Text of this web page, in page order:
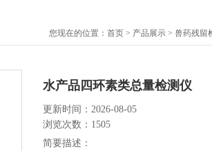
您现在的位置： 首页 > 产品展示 > 兽药残留
水产品四环素类总量检测仪
更新时间：2026-08-05
浏览次数：1505
简要描述：